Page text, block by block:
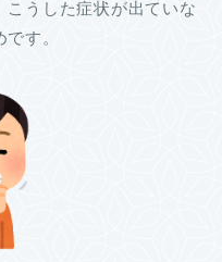
うした症状が出ていな
す。